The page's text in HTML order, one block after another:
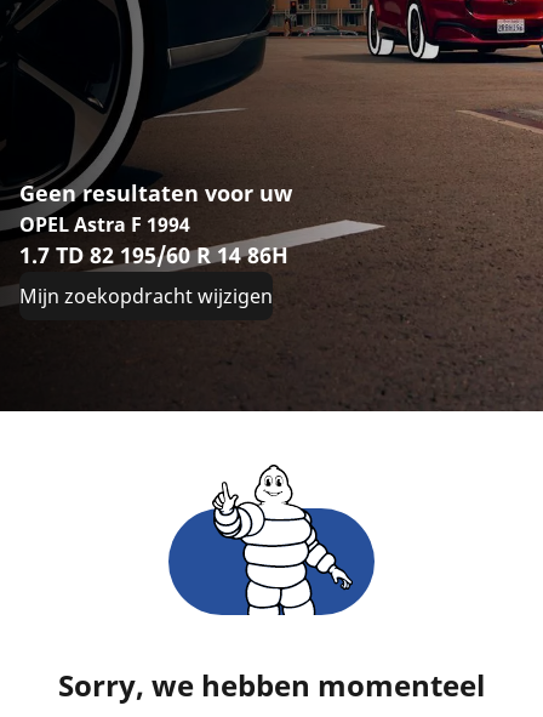
Geen resultaten voor uw
OPEL Astra F 1994
1.7 TD 82 195/60 R 14 86H
Mijn zoekopdracht wijzigen
Sorry, we hebben momenteel